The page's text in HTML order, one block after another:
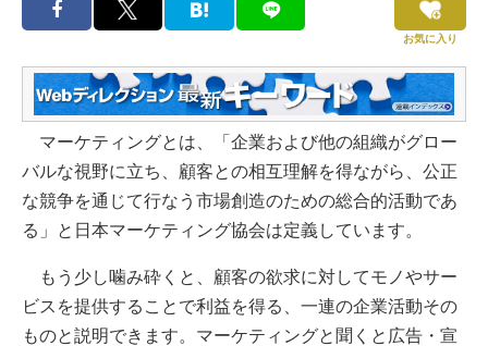
お気に入り
マーケティングとは、「企業および他の組織がグロー
バルな視野に立ち、顧客との相互理解を得ながら、公正
な競争を通じて行なう市場創造のための総合的活動であ
る」と日本マーケティング協会は定義しています。
もう少し噛み砕くと、顧客の欲求に対してモノやサー
ビスを提供することで利益を得る、一連の企業活動その
ものと説明できます。マーケティングと聞くと広告・宣